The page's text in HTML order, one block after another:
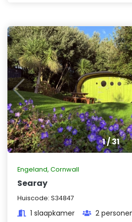
1/31
Engeland, Cornwall
Searay
Huiscode: S34847
1 slaapkamer
2